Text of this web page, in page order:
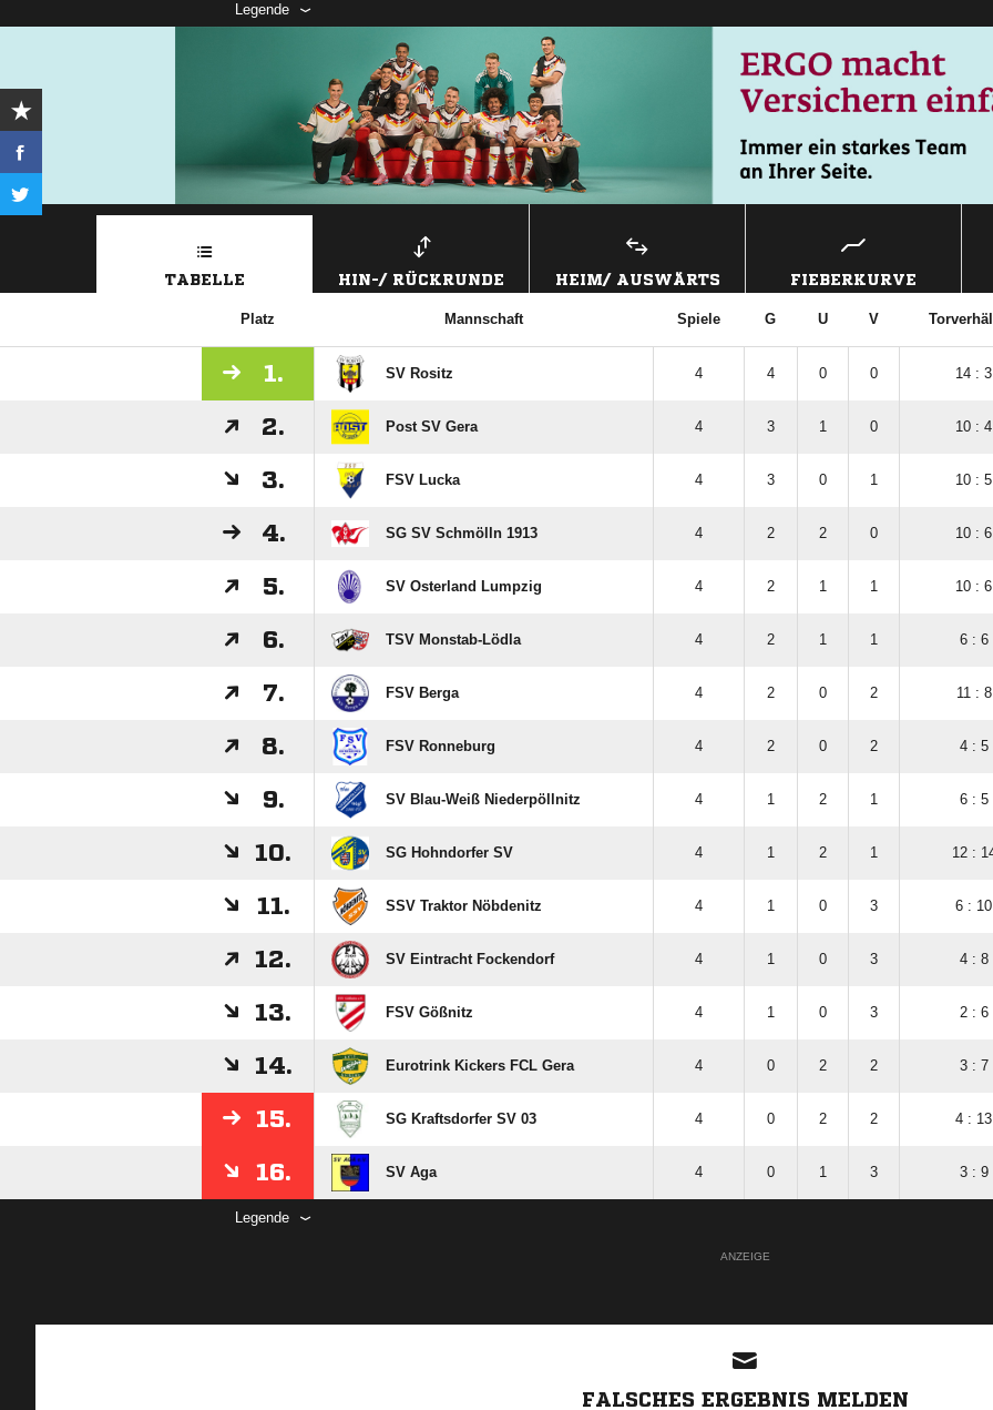
Legende
TABELLE HIN-/ RÜCKRUNDE HEIM/ AUSWÄRTS FIEBERKURVE
Platz Mannschaft Spiele G U V
1. SV Rositz 4 4 0 0 14 : 3
2. Post SV Gera 4 3 1 0 10 : 4
3. FSV Lucka 4 3 0 1 10 : 5
4. SG SV Schmölln 1913 4 2 2 0 10 : 6
5. SV Osterland Lumpzig 4 2 1 1 10 : 6
6. TSV Monstab-Lödla 4 2 1 1 6 : 6
7. FSV Berga 4 2 0 2 11 : 8
8. FSV Ronneburg 4 2 0 2 4 : 5
9. SV Blau-Weiß Niederpöllnitz 4 1 2 1 6 : 5
10. SG Hohndorfer SV 4 1 2 1 12 :
11. SSV Traktor Nöbdenitz 4 1 0 3 6 : 10
12. SV Eintracht Fockendorf 4 1 0 3 4 : 8
13. FSV Gößnitz 4 1 0 3 2 : 6
14. Eurotrink Kickers FCL Gera 4 0 2 2 3 : 7
15. SG Kraftsdorfer SV 03 4 0 2 2 4 : 13
16. SV Aga 4 0 1 3 3 : 9
Legende
ANZEIGE
FALSCHES ERGEBNIS MELDEN